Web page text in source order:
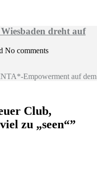
dreht auf
No comments
Empowerment auf
Club,
zu „seen“”